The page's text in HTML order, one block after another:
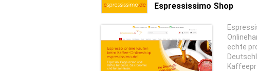
Espressissimo Shop
echte